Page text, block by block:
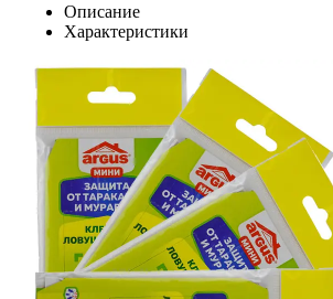
Описание
Характеристики